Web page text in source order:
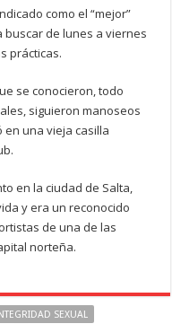
como el “mejor”
buscar de lunes a viernes
prácticas.
se conocieron, todo
siguieron manoseos
una vieja casilla
en la ciudad de Salta,
y era un reconocido
de una de las
norteña.
SEXUAL